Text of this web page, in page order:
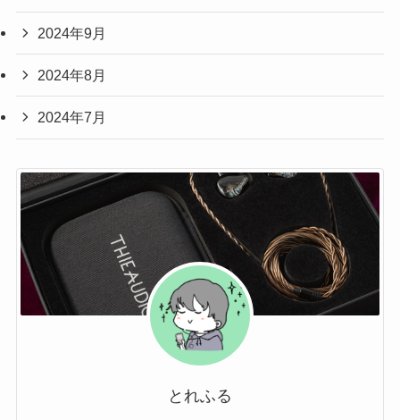
2024年9月
2024年8月
2024年7月
とれふる